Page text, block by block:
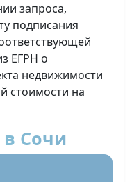
запроса,
подписания
ЕГРН о
недвижимости
стоимости на
в Сочи